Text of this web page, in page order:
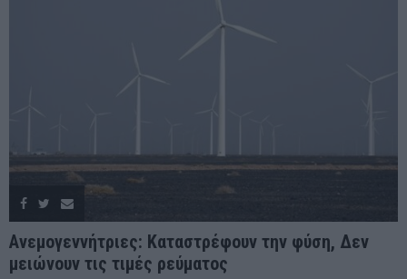
Ανεμογεννήτριες: Καταστρέφουν την φύση, Δεν
μειώνουν τις τιμές ρεύματος